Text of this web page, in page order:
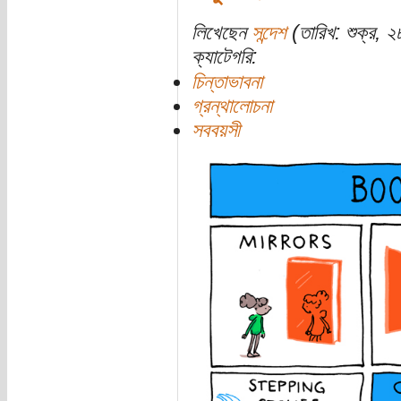
লিখেছেন সন্দেশ(তারিখ: শুক্র,
ক্যাটেগরি:
চিন্তাভাবনা
গ্রন্থালোচনা
সববয়সী